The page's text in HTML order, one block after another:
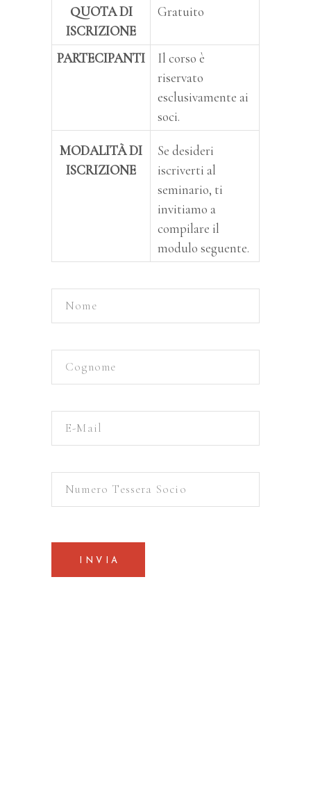
QUOTA DI
ISCRIZIONE
Gratuito
PARTECIPANTI
Il corso è
riservato
esclusivamente ai
soci.
MODALITÀ DI
ISCRIZIONE
Se desideri
iscriverti al
seminario, ti
invitiamo a
compilare il
modulo seguente.
INVIA